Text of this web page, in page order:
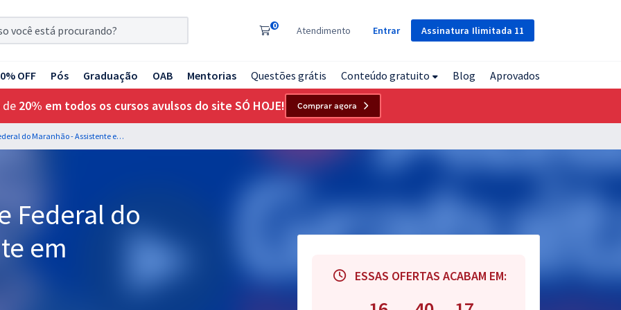
Assinatura Ilimitada 11
0 Atendimento Entrar
OFF Pós Graduação OAB Mentorias Questões grátis Conteúdo gratuito Blog Aprovados
de 20% em todos os cursos avulsos do site SÓ HOJE! Comprar agora
UFMA - Universidade Federal do Maranhão - Assistente em Administração
Federal do
em
ESSAS OFERTAS ACABAM EM: